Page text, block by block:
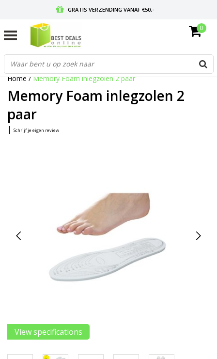
GRATIS VERZENDING VANAF €50,-
GRATIS RETOURNEREN EN 30 DAGEN BEDENKTIJD
0
Home/Memory Foam inlegzolen 2 paar
Memory Foam inlegzolen 2
paar
| Schrijf je eigen review
View specifications